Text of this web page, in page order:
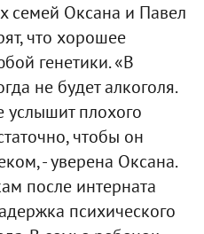
семей Оксана и Павел
что хорошее
генетики. «В
не будет алкоголя.
услышит плохого
чтобы он
- уверена Оксана.
после интерната
психического